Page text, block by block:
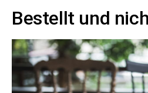
Bestellt und